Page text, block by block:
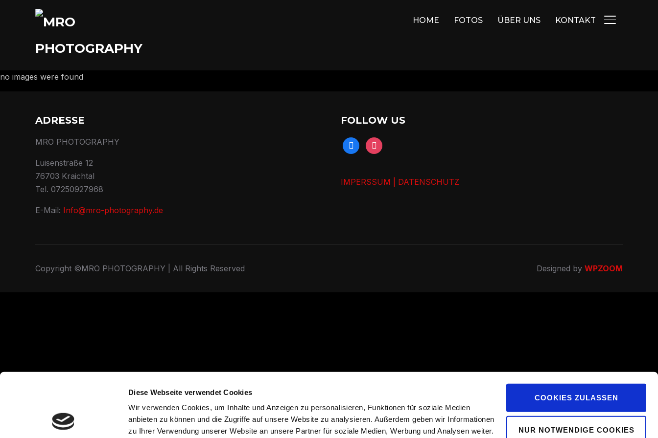
Diese Webseite verwendet Cookies
Wir verwenden Cookies, um Inhalte und Anzeigen zu personalisieren, Funktionen für soziale Medien
anbieten zu können und die Zugriffe auf unsere Website zu analysieren. Außerdem geben wir Informationen
zu Ihrer Verwendung unserer Website an unsere Partner für soziale Medien, Werbung und Analysen weiter.
COOKIES ZULASSEN
NUR NOTWENDIGE COOKIES
HOME FOTOS ÜBER UNS KONTAKT
no images were found
ADRESSE
MRO PHOTOGRAPHY
Luisenstraße 12
76703 Kraichtal
Tel. 07250927968
E-Mail: Info@mro-photography.de
FOLLOW US
IMPERSSUM | DATENSCHUTZ
Copyright ©MRO PHOTOGRAPHY | All Rights Reserved Designed by WPZOOM